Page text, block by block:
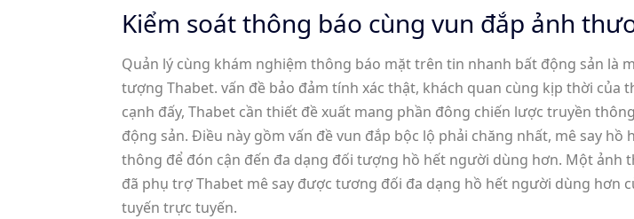
Kiểm soát thông báo cùng vun đắp ảnh
Quản lý cùng khám nghiệm thông báo mặt trên tin nhanh bất động sản
tượng Thabet. vấn đề bảo đảm tính xác thật, khách quan cùng kịp thời của
cạnh đấy, Thabet cần thiết đề xuất mang phần đông chiến lược truyền
động sản. Điều này gồm vấn đề vun đắp bộc lộ phải chăng nhất, mê say
thông để đón cận đến đa dạng đối tượng hồ hết người dùng hơn. Một
đã phụ trợ Thabet mê say được tương đối đa dạng hồ hết người dùng
tuyến trực tuyến.